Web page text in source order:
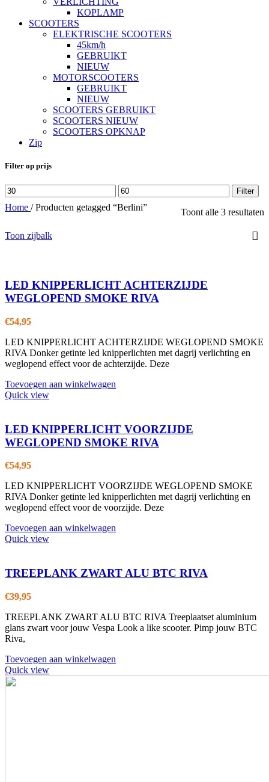
KOPLAMP
SCOOTERS
ELEKTRISCHE SCOOTERS
45km/h
GEBRUIKT
NIEUW
MOTORSCOOTERS
GEBRUIKT
NIEUW
SCOOTERS GEBRUIKT
SCOOTERS NIEUW
SCOOTERS OPKNAP
Zip
Filter op prijs
Min.
prijs
Max.
prijs
Filter
Home / Producten getagged “Berlini” Toont alle 3 resultaten
Toon zijbalk
LED KNIPPERLICHT ACHTERZIJDE
WEGLOPEND SMOKE RIVA
€54,95
LED KNIPPERLICHT ACHTERZIJDE WEGLOPEND SMOKE
RIVA Donker getinte led knipperlichten met dagrij verlichting en
weglopend effect voor de achterzijde. Deze
Toevoegen aan winkelwagen
Quick view
LED KNIPPERLICHT VOORZIJDE
WEGLOPEND SMOKE RIVA
€54,95
LED KNIPPERLICHT VOORZIJDE WEGLOPEND SMOKE
RIVA Donker getinte led knipperlichten met dagrij verlichting en
weglopend effect voor de voorzijde. Deze
Toevoegen aan winkelwagen
Quick view
TREEPLANK ZWART ALU BTC RIVA
€39,95
TREEPLANK ZWART ALU BTC RIVA Treeplaatset aluminium
glans zwart voor jouw Vespa Look a like scooter. Pimp jouw BTC
Riva,
Toevoegen aan winkelwagen
Quick view